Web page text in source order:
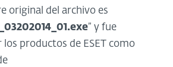
original del archivo es
” y fue
productos de ESET como